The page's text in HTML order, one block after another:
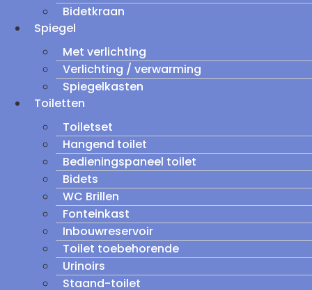
Bidetkraan
Spiegel
Met verlichting
Verlichting / verwarming
Spiegelkasten
Toiletten
Toiletset
Hangend toilet
Bedieningspaneel toilet
Bidets
WC Brillen
Fonteinkast
Inbouwreservoir
Toilet toebehorende
Urinoirs
Staand-toilet